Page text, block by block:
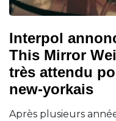
Interpol
This Mirror
très attendu
new-yorkais
Après plusieurs